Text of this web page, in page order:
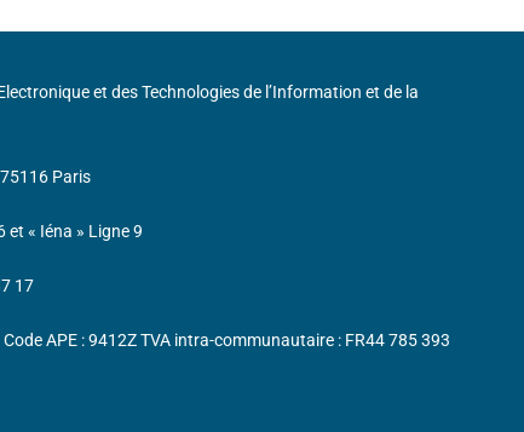
et des Technologies de l’Information et de la
75116 Paris
et « Iéna » Ligne 9
17
Code APE : 9412Z TVA intra-communautaire : FR44 785 393